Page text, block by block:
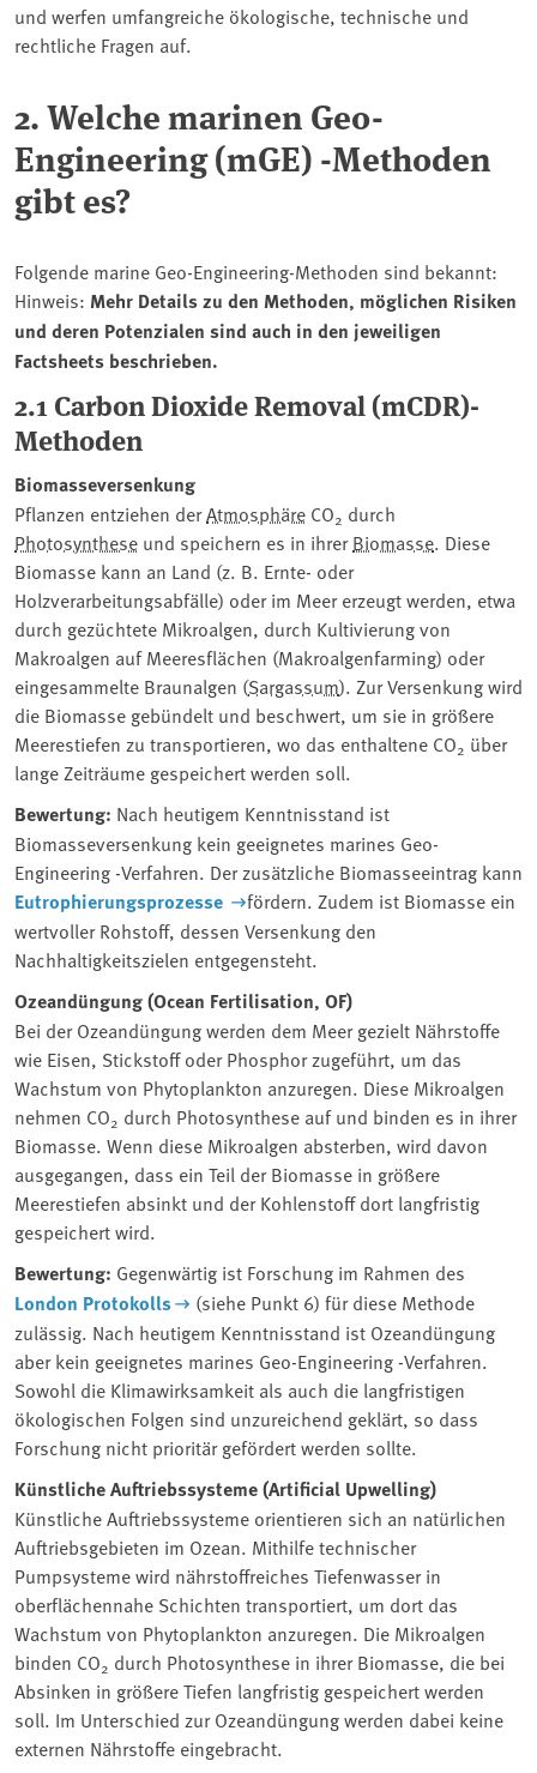
und werfen umfangreiche ökologische, technische und
rechtliche Fragen auf.
2. Welche marinen Geo-
Engineering (mGE) -Methoden
gibt es?
Folgende marine Geo-Engineering-Methoden sind bekannt:
Hinweis: Mehr Details zu den Methoden, möglichen Risiken
und deren Potenzialen sind auch in den jeweiligen
Factsheets beschrieben.
2.1 Carbon Dioxide Removal (mCDR)-
Methoden
Biomasseversenkung
Pflanzen entziehen derAtmosphäre CO2 durch
Photosynthese und speichern es in ihrerBiomasse. Diese
Biomasse kann an Land (z. B. Ernte- oder
Holzverarbeitungsabfälle) oder im Meer erzeugt werden, etwa
durch gezüchtete Mikroalgen, durch Kultivierung von
Makroalgen auf Meeresflächen (Makroalgenfarming) oder
eingesammelte Braunalgen (Sargassum). Zur Versenkung wird
die Biomasse gebündelt und beschwert, um sie in größere
Meerestiefen zu transportieren, wo das enthaltene CO2 über
lange Zeiträume gespeichert werden soll.
Bewertung: Nach heutigem Kenntnisstand ist
Biomasseversenkung kein geeignetes marines Geo-
Engineering -Verfahren. Der zusätzliche Biomasseeintrag kann
Eutrophierungsprozesse
fördern. Zudem ist Biomasse ein
wertvoller Rohstoff, dessen Versenkung den
Nachhaltigkeitszielen entgegensteht.
Ozeandüngung (Ocean Fertilisation, OF)
Bei der Ozeandüngung werden dem Meer gezielt Nährstoffe
wie Eisen, Stickstoff oder Phosphor zugeführt, um das
Wachstum von Phytoplankton anzuregen. Diese Mikroalgen
nehmen CO2 durch Photosynthese auf und binden es in ihrer
Biomasse. Wenn diese Mikroalgen absterben, wird davon
ausgegangen, dass ein Teil der Biomasse in größere
Meerestiefen absinkt und der Kohlenstoff dort langfristig
gespeichert wird.
Bewertung: Gegenwärtig ist Forschung im Rahmen des
London Protokolls
(siehe Punkt 6) für diese Methode
zulässig. Nach heutigem Kenntnisstand ist Ozeandüngung
aber kein geeignetes marines Geo-Engineering -Verfahren.
Sowohl die Klimawirksamkeit als auch die langfristigen
ökologischen Folgen sind unzureichend geklärt, so dass
Forschung nicht prioritär gefördert werden sollte.
Künstliche Auftriebssysteme (Artificial Upwelling)
Künstliche Auftriebssysteme orientieren sich an natürlichen
Auftriebsgebieten im Ozean. Mithilfe technischer
Pumpsysteme wird nährstoffreiches Tiefenwasser in
oberflächennahe Schichten transportiert, um dort das
Wachstum von Phytoplankton anzuregen. Die Mikroalgen
binden CO2 durch Photosynthese in ihrer Biomasse, die bei
Absinken in größere Tiefen langfristig gespeichert werden
soll. Im Unterschied zur Ozeandüngung werden dabei keine
externen Nährstoffe eingebracht.